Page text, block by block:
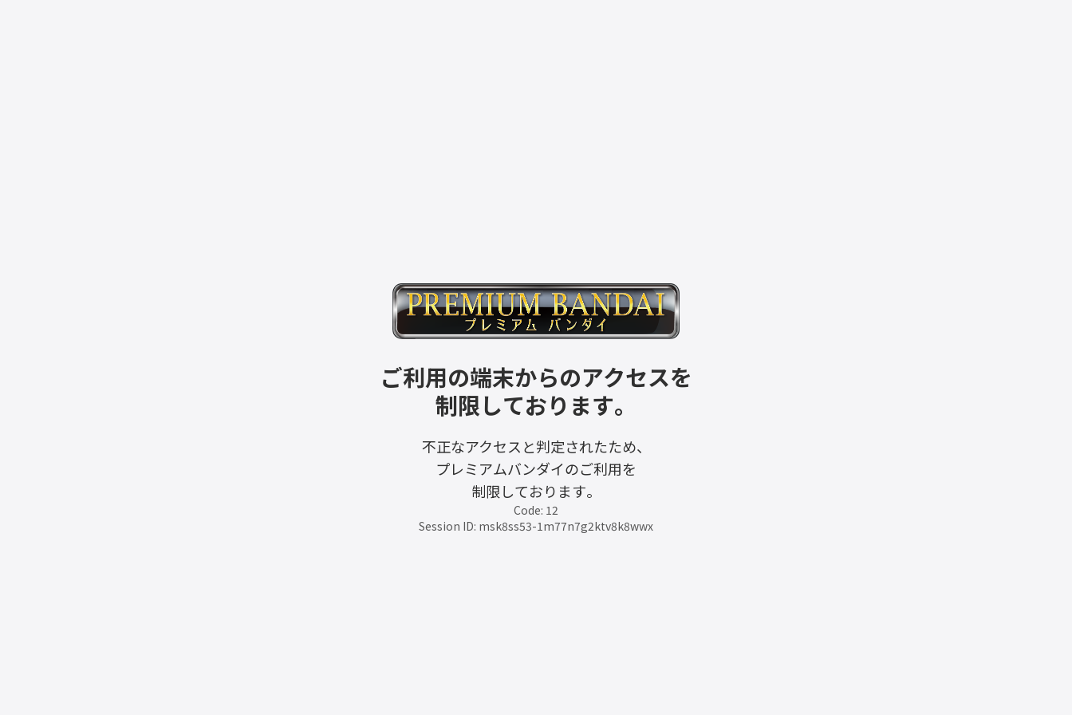
ご利用の端末からのアクセスを
制限しております。
不正なアクセスと判定されたため、
プレミアムバンダイのご利用を
制限しております。
Code: 12
Session ID: msk8ss53-1m77n7g2ktv8k8wwx